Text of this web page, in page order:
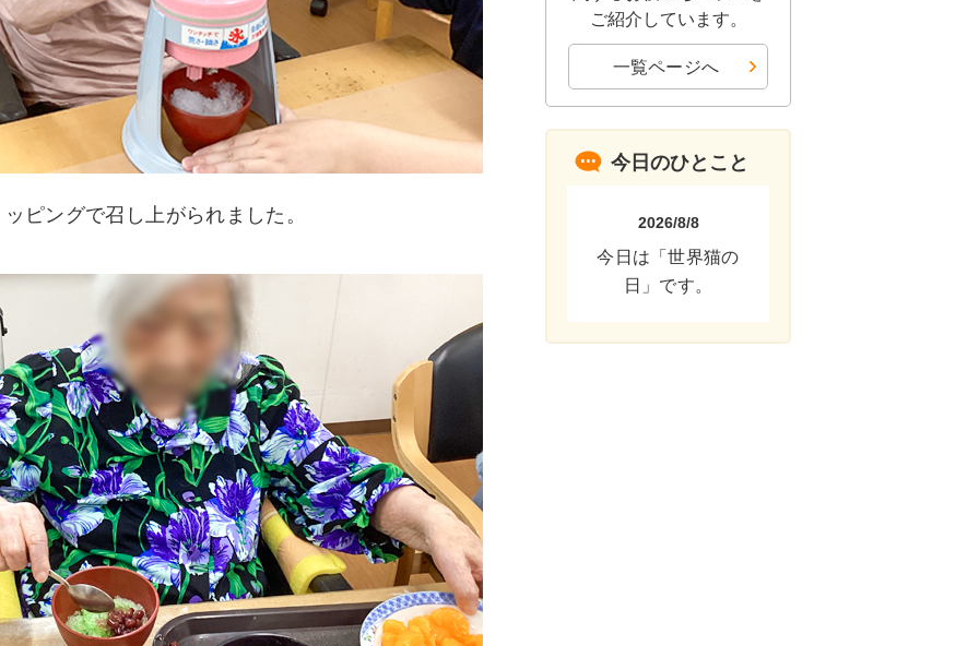
ピングで召し上がられました。
ご紹介しています。
一覧ページへ
今日のひとこと
2026/8/8
今日は「世界猫の
日」です。